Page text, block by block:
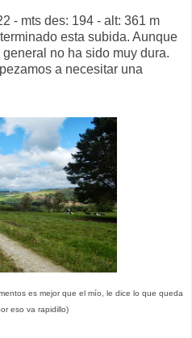
- mts des: 194 - alt: 361 m
esta subida. Aunque
no ha sido muy dura.
a necesitar una
es mejor que el mío, le dice lo que queda
eso va rapidillo)